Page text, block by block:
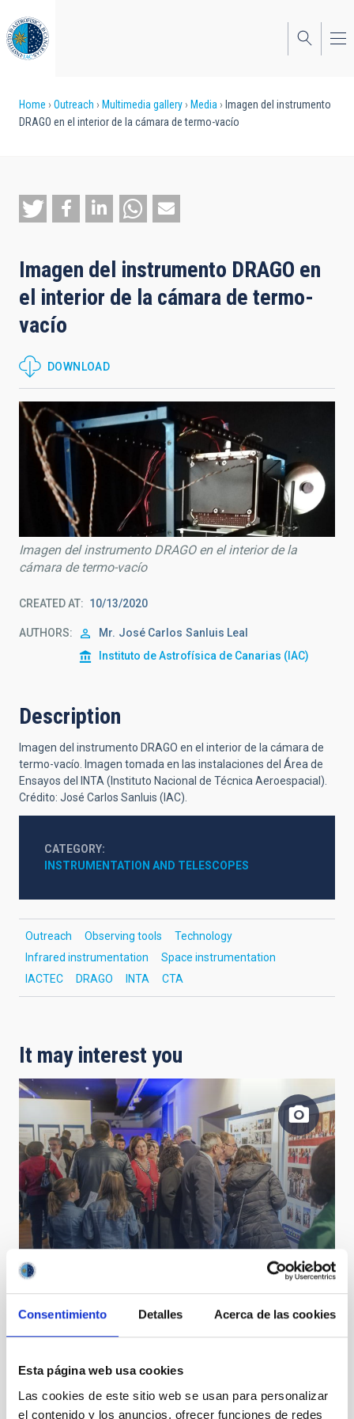
Consentimiento Detalles Acerca de las cookies
Esta página web usa cookies
Las cookies de este sitio web se usan para personalizar
el contenido y los anuncios, ofrecer funciones de redes
to
main
content
Breadcrumb
Home Outreach Multimedia gallery Media
Imagen del instrumento
DRAGO en el interior de la cámara de termo-vacío
Imagen del instrumento DRAGO en
el interior de la cámara de termo-
vacío
DOWNLOAD
Imagen del instrumento DRAGO en el interior de la
cámara de termo-vacío
CREATED AT 10/13/2020
AUTHORS Mr. José Carlos Sanluis Leal
Instituto de Astrofísica de Canarias (IAC)
Description
Imagen del instrumento DRAGO en el interior de la cámara de
termo-vacío. Imagen tomada en las instalaciones del Área de
Ensayos del INTA (Instituto Nacional de Técnica Aeroespacial).
Crédito: José Carlos Sanluis (IAC).
CATEGORY
INSTRUMENTATION AND TELESCOPES
Outreach Observing tools
Technology
Infrared instrumentation
Space instrumentation
IACTEC
DRAGO INTA CTA
It may interest you
Visitors to the "Lights of the Universe" exhibition
studying the panels dedicated to the history of the
IAC and its observatories. Credits: Daniel López/IAC